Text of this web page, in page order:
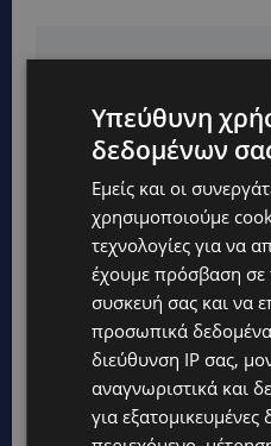
VIBE NEWS
Η Peugeot είναι ο
Φεστιβάλ
VIBE NEWS
Lidl Better Living Days
ταξίδι ευεξίας,
σε όλη την Κύπρο
ΚΑΤΟΙΚΙΔΙΑ
ΠΑΓΚΟΣΜΙΑ ΗΜΕΡΑ
καθεμία μοναδική – Το
ματιά που λιώνει
Υπεύθυνη
δεδομένων
Εμείς και οι
χρησιμοποιούμε
τεχνολογίες για να
έχουμε πρόσβαση σε
συσκευή σας και να
προσωπικά
διεύθυνση IP σας,
αναγνωριστικά και
για εξατομικευμένες